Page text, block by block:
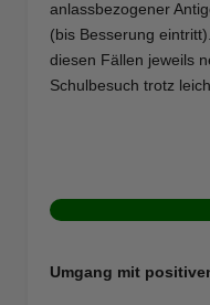
anlassbezogener
(bis Besserung
diesen Fällen jeweils
Schulbesuch trotz
Umgang mit